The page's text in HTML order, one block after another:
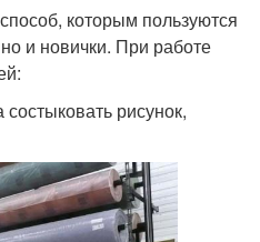
которым пользуются
и новички. При работе
рисунок,